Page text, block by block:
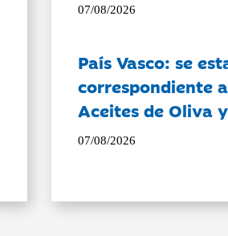
07/08/2026
País Vasco: se
correspondiente
Aceites de Oliva
07/08/2026